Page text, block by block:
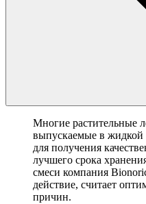
Многие растительные
выпускаемые в жидкой
для получения
лучшего срока
смеси компания
действие, считает
причин.